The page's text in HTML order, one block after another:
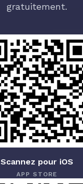
gratuitement.
Scannez pour iOS
APP STORE